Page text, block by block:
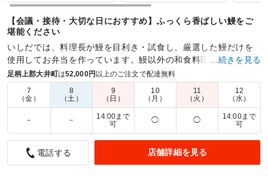
【会議・接待・大切な日におすすめ】ふっくら香ばしい鰻をご
堪能ください
いしだでは、料理長が鰻を目利き・試食し、厳選した鰻だけを
使用してお弁当を作っています。鰻以外の和食料理も取り揃え
ていますので、鰻が苦手な方も安心してお選びいただけます。
商品数： 締切日時： 2日前12:00 価格帯：
1,280円～2,980円
配達時間：
10:00～19:30
蓋からのぞき込む鰻の姿で第一印象からインパクトあり
4.5 ブリストル・マイヤーズ スクイブ株式会社
…続きを見る
足柄上郡大井町は52,000円 以上のご注文で配達無料
7
（金）
8
（土）
9
（日）
10
（月）
11
（火）
12
（水）
－ －
14:00まで
可
◯ ◯
14:00まで
可
電話する 店舗詳細を見る